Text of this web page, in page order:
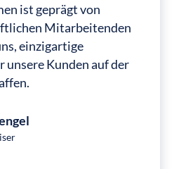
ist geprägt von
Mitarbeitenden
einzigartige
unsere Kunden auf der